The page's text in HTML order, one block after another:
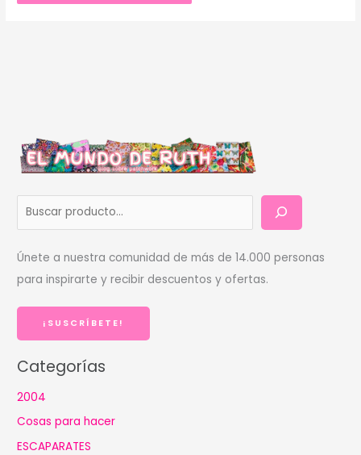
u
s
r
Únete a nuestra comunidad de más de 14.000 personas
para inspirarte y recibir descuentos y ofertas.
¡SUSCRÍBETE!
Categorías
2004
Cosas para hacer
ESCAPARATES